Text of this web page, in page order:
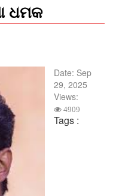
ଧମକ
Date: Sep
29, 2025
Views:
4909
Tags :